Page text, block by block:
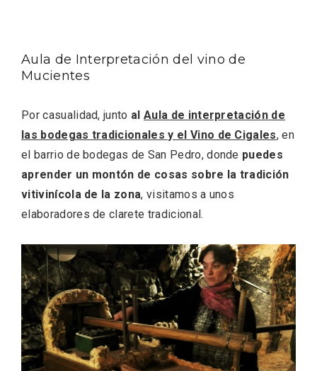
Aula de Interpretación del vino de
Mucientes
Por casualidad, junto alAula de interpretación de
las bodegas tradicionales y el Vino de Cigales, en
el barrio de bodegas de San Pedro, donde puedes
aprender un montón de cosas sobre la tradición
vitivinícola de la zona, visitamos a unos
elaboradores de clarete tradicional.
Vino de Cigales